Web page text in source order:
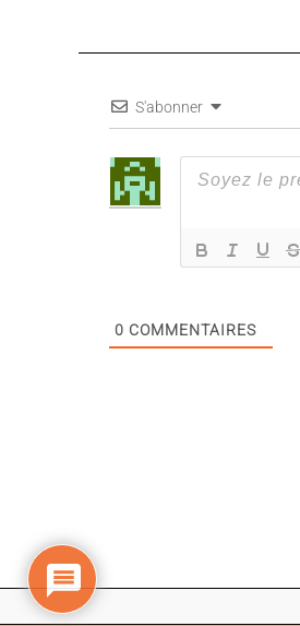
S'abonner
0 COMMENTAIRES